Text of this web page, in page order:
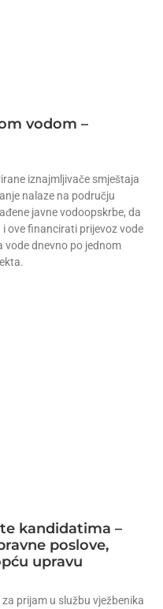
vodom –
iznajmljivače smještaja
nalaze na području
javne vodoopskrbe, da
ove financirati prijevoz vode
dnevno po jednom
kandidatima –
poslove,
upravu
prijam u službu vježbenika